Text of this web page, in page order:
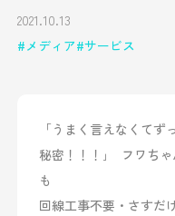
2021.10.13
メディア サービス
「うまく言えなくて
秘密！！！｣ フワちゃ
も
回線工事不要・さすだ